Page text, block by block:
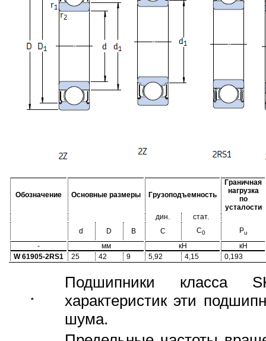
Обозначение Основные размеры Грузоподъемность
Граничная
нагрузка
по
усталости
дин.
стат.
d
D B C C0 Pu
- мм кН
кН
W 61905-2RS1
25 42 9 5,92 4,15 0,193
*
Подшипники класса
характеристик эти
шума.